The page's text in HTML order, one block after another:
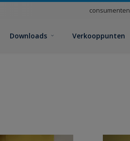
consumenten
Downloads Verkooppunten